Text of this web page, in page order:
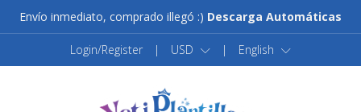
Envío inmediato, comprado illegó :) Descarga Automáticas
Login/Register | USD | English